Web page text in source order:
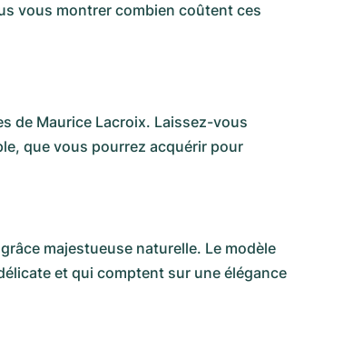
vous montrer combien coûtent ces
de Maurice Lacroix. Laissez-vous
que vous pourrez acquérir pour
majestueuse naturelle. Le modèle
et qui comptent sur une élégance